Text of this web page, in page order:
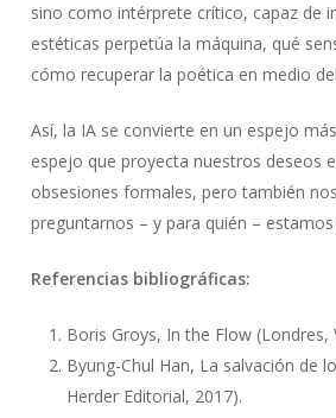
sino como intérprete crítico, capaz de
estéticas perpetúa la máquina, qué
cómo recuperar la poética en medio
Así, la IA se convierte en un espejo
espejo que proyecta nuestros deseos
obsesiones formales, pero también
preguntarnos – y para quién –
Referencias bibliográficas:
Boris Groys, In the Flow (Londres,
Byung-Chul Han, La salvación de
Herder Editorial, 2017).